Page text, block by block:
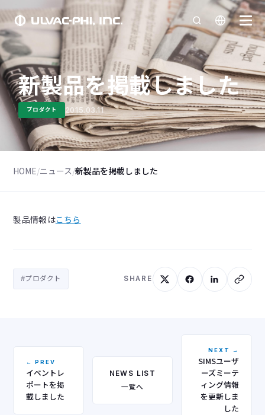
新製品を掲載しました
プロダクト 2015.03.11
HOME/ニュース/新製品を掲載しました
製品情報はこちら
#プロダクト SHARE
← PREV
イベントレ
ポートを掲
載しました
NEWS LIST
一覧へ
NEXT →
SIMSユーザ
ーズミーテ
ィング情報
を更新しま
した